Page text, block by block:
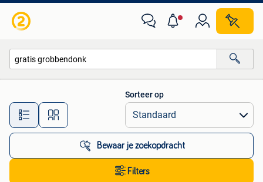
Alle afstanden…
Sorteer op
Bewaar je zoekopdracht
Filters